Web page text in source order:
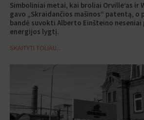
Simboliniai metai, kai broliai Orville‘as ir
gavo „Skraidančios mašinos“ patentą, o
bandė suvokti Alberto Einšteino neseniai
energijos lygtį.
SKAITYTI TOLIAU...